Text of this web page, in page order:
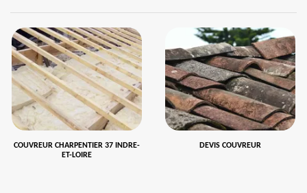
COUVREUR CHARPENTIER 37 INDRE-
ET-LOIRE
DEVIS COUVREUR